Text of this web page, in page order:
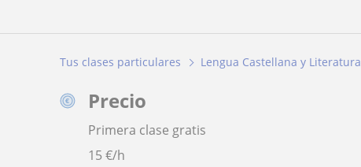
Tus clases particulares Lengua Castellana y Literatura
Precio
Primera clase gratis
15€/h